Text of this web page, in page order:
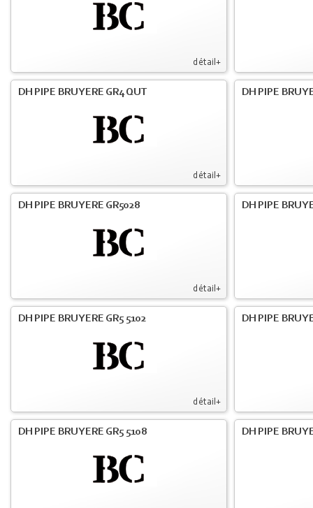
détail+
détail+
DH PIPE BRUYERE GR4 QUT DH PIPE
détail+
DH PIPE BRUYERE GR5028 DH PIPE
détail+
DH PIPE BRUYERE GR5 5102 DH PIPE
DH PIPE BRUYERE GR5 5108 DH PIPE